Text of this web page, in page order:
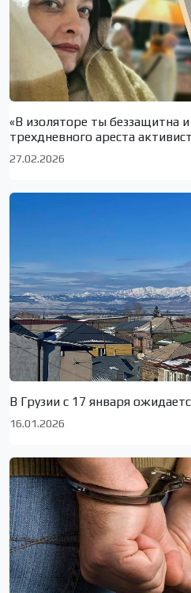
«В изоляторе ты беззащитна
трехдневного ареста
27.02.2026
В Грузии с 17 января
16.01.2026